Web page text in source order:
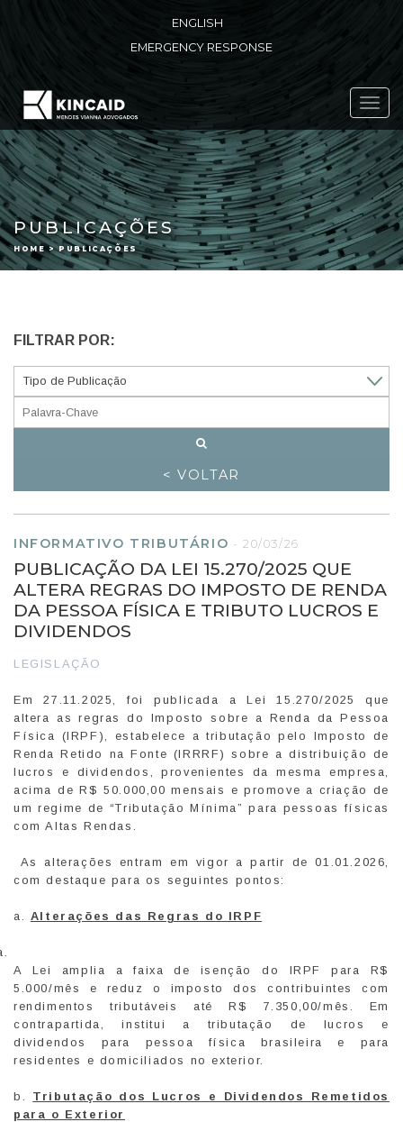
ENGLISH
EMERGENCY RESPONSE
PUBLICAÇÕES
HOME > PUBLICAÇÕES
FILTRAR POR:
< VOLTAR
INFORMATIVO TRIBUTÁRIO - 20/03/26
PUBLICAÇÃO DA LEI 15.270/2025 QUE
ALTERA REGRAS DO IMPOSTO DE RENDA
DA PESSOA FÍSICA E TRIBUTO LUCROS E
DIVIDENDOS
LEGISLAÇÃO
Em 27.11.2025, foi publicada a Lei 15.270/2025 que
altera as regras do Imposto sobre a Renda da Pessoa
Física (IRPF), estabelece a tributação pelo Imposto de
Renda Retido na Fonte (IRRRF) sobre a distribuição de
lucros e dividendos, provenientes da mesma empresa,
acima de R$ 50.000,00 mensais e promove a criação de
um regime de “Tributação Mínima” para pessoas físicas
com Altas Rendas.
As alterações entram em vigor a partir de 01.01.2026,
com destaque para os seguintes pontos:
a. Alterações das Regras do IRPF
A Lei amplia a faixa de isenção do IRPF para R$
5.000/mês e reduz o imposto dos contribuintes com
rendimentos tributáveis até R$ 7.350,00/mês. Em
contrapartida, institui a tributação de lucros e
dividendos para pessoa física brasileira e para
residentes e domiciliados no exterior.
b. Tributação dos Lucros e Dividendos Remetidos
para o Exterior